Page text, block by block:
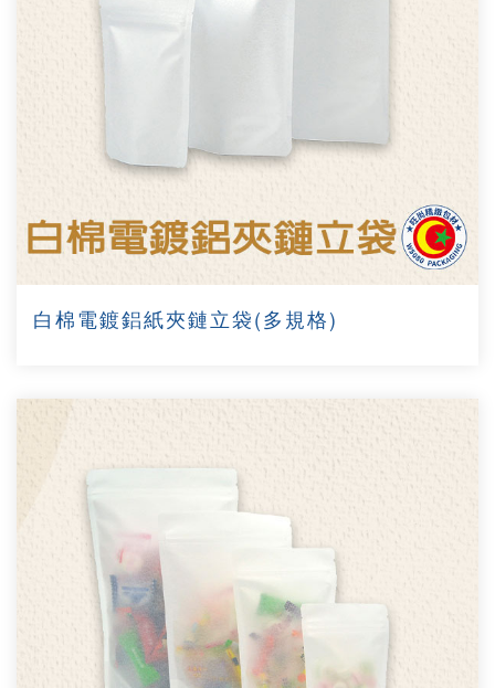
白棉電鍍鋁紙夾鏈立袋(多規格)